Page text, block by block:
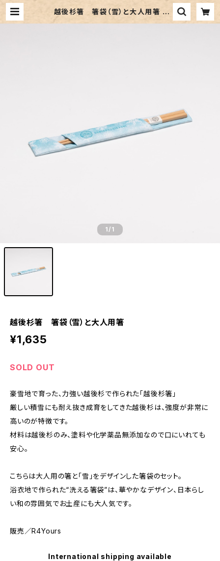
越後杉箸 箸袋（雪）と大人用箸 |
【新潟県十日町市】伝える 届ける オン
1/1
越後杉箸 箸袋（雪）と大人用箸
¥1,635
SOLD OUT
豪雪地で育った、力強い越後杉で作られた「越後杉箸」
厳しい積雪にも耐え抜き成育をしてきた越後杉は、強度が非常に
高いのが特徴です。
材料は越後杉のみ、塗料や化学薬品無添加なので口にいれても
安心。
こちらは大人用の箸と「雪」をデザインした箸袋のセット。
浴衣地で作られた“洗える箸袋”は、華やかなデザイン、日本らし
い和の雰囲気でお土産にも大人気です。
販売／R4Yours
International shipping available